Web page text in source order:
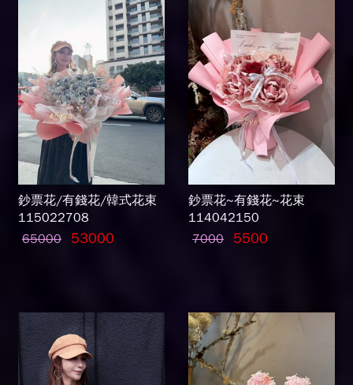
鈔票花/有錢花/韓式花束
115022708
65000
53000
鈔票花~有錢花~花束
114042150
7000
5500